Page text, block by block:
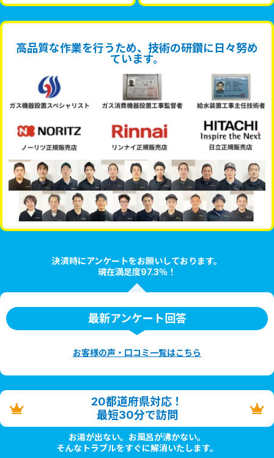
高品質な作業を行うため、技術の研鑽に日々努め
ています。
決済時にアンケートをお願いしております。
現在満足度97.3％！
最新アンケート回答
お客様の声・口コミ一覧はこちら
20都道府県対応！
最短30分で訪問
お湯が出ない。お風呂が沸かない。
そんなトラブルをすぐに解消いたします。